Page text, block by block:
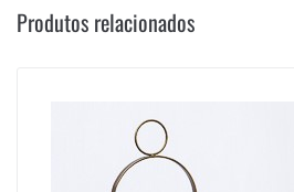
Produtos relacionados